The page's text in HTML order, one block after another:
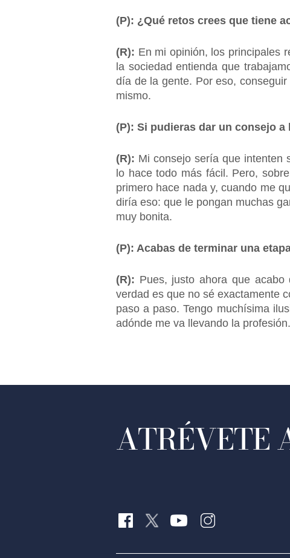
(P): ¿Qué retos crees que tiene
(R): En mi opinión, los principales
la sociedad entienda que
día de la gente. Por eso,
mismo.
(P): Si pudieras dar un consejo
(R): Mi consejo sería que intenten
lo hace todo más fácil. Pero,
primero hace nada y, cuando me
diría eso: que le pongan muchas
muy bonita.
(P): Acabas de terminar una
(R): Pues, justo ahora que
verdad es que no sé exactamente
paso a paso. Tengo muchísima
adónde me va llevando la profesión.
ATRÉVETE